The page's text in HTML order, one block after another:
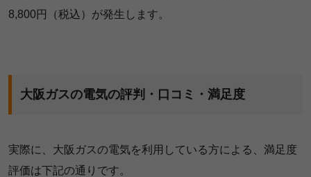
8,800円（税込）が発生します。
大阪ガスの電気の評判・口コミ・満足度
実際に、大阪ガスの電気を利用している方による、満足度
評価は下記の通りです。